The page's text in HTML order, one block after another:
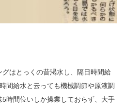
はとっくの昔渇水し、隔日時間給
間給水と云っても機械調節や原液調
時間位いしか操業しておらず、大手